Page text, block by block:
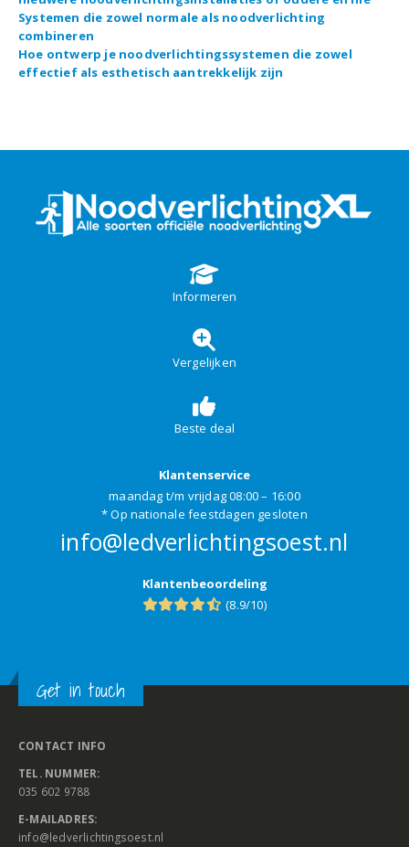
Systemen die zowel normale als noodverlichting
combineren
Hoe ontwerp je noodverlichtingssystemen die zowel
effectief als esthetisch aantrekkelijk zijn
Informeren
Vergelijken
Beste deal
Klantenservice
maandag t/m vrijdag 08:00 – 16:00
* Op nationale feestdagen gesloten
info@ledverlichtingsoest.nl
Klantenbeoordeling
(8.9/10)
Get in touch
CONTACT INFO
TEL. NUMMER:
035 602 9788
E-MAILADRES:
info@ledverlichtingsoest.nl